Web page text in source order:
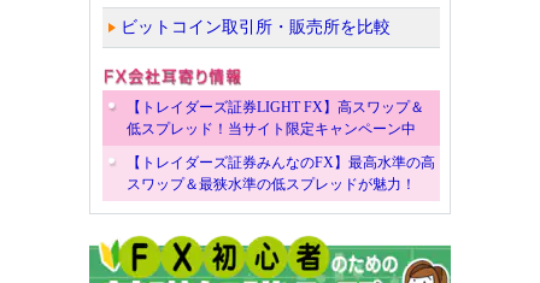
ビットコイン取引所・販売所を比較
【トレイダーズ証券LIGHT FX】高スワップ＆
低スプレッド！当サイト限定キャンペーン中
【トレイダーズ証券みんなのFX】最高水準の高
スワップ＆最狭水準の低スプレッドが魅力！